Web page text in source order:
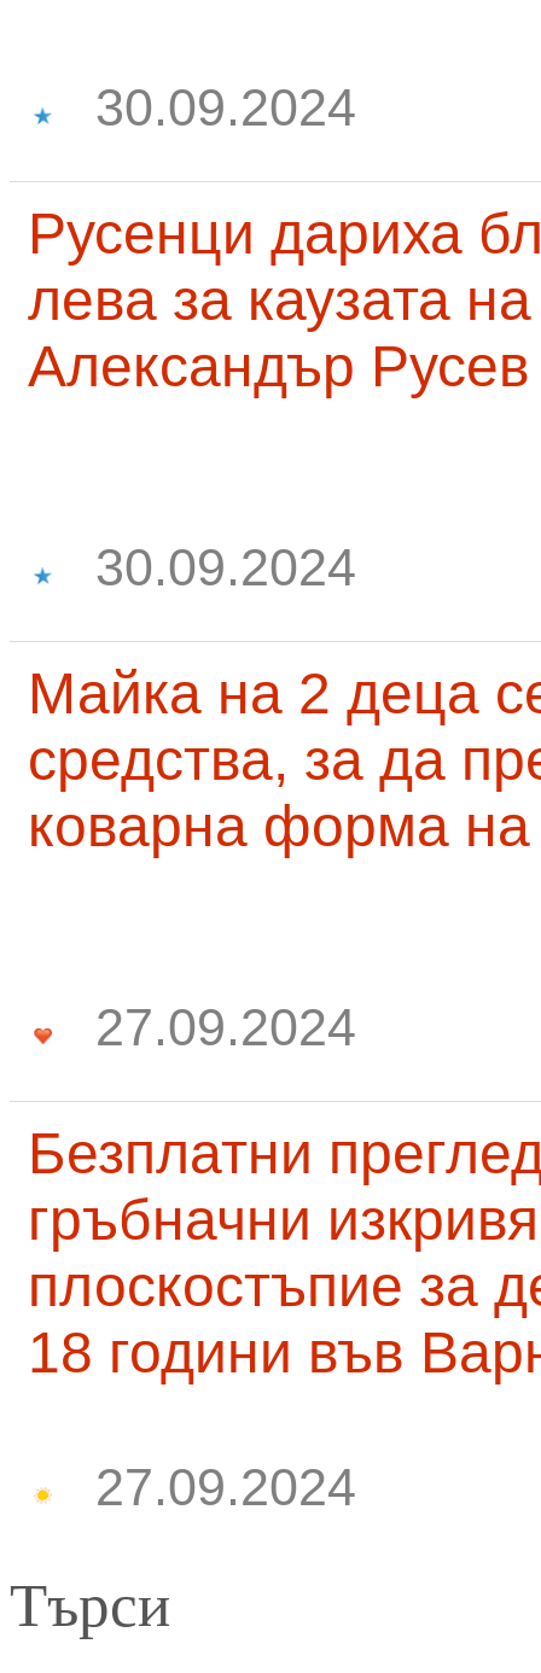
30.09.2024
Русенци дариха
лева за каузата
Александър Русев
30.09.2024
Майка на 2 деца
средства, за да
коварна форма на
27.09.2024
Безплатни
гръбначни
плоскостъпие за
18 години във
27.09.2024
Търси